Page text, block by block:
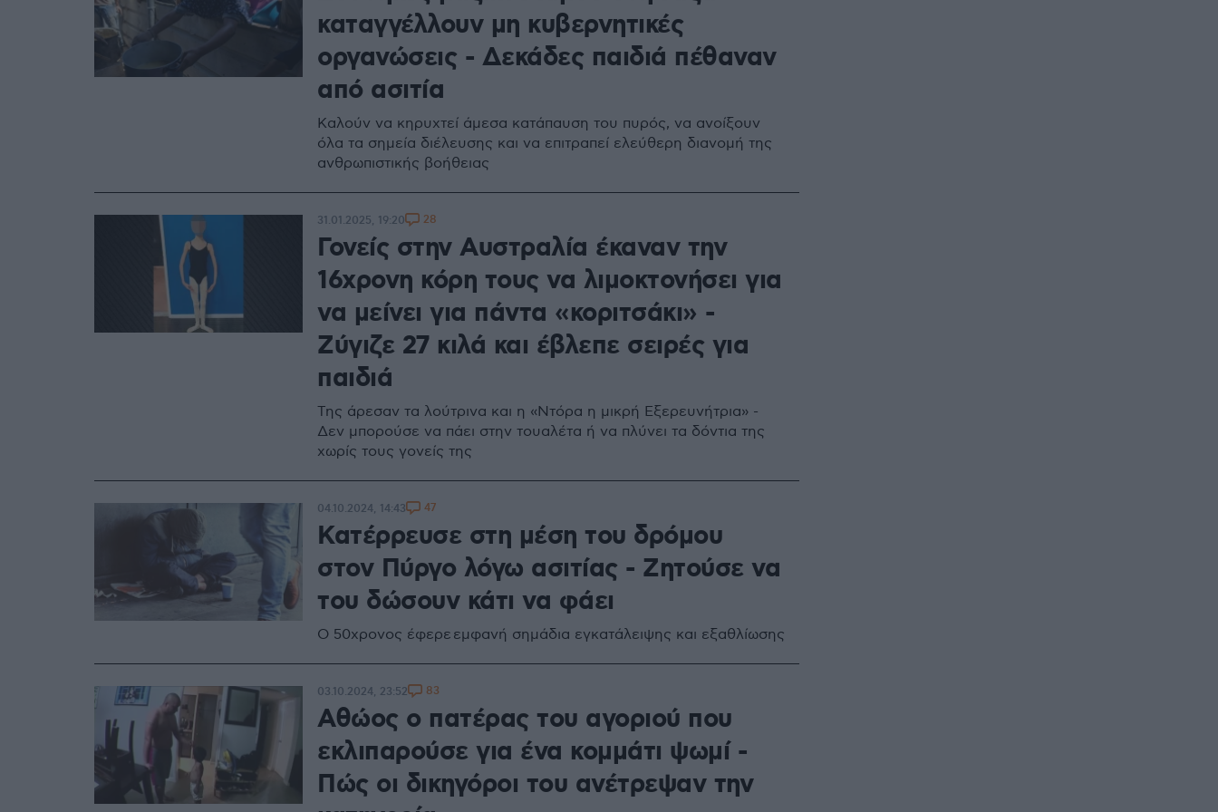
καταγγέλλουν μη κυβερνητικές
οργανώσεις - Δεκάδες παιδιά πέθαναν
από ασιτία
Καλούν να κηρυχτεί άμεσα κατάπαυση του πυρός, να ανοίξουν
όλα τα σημεία διέλευσης και να επιτραπεί ελεύθερη διανομή της
ανθρωπιστικής βοήθειας
Γονείς στην Αυστραλία έκαναν την
16χρονη κόρη τους να λιμοκτονήσει για
να μείνει για πάντα «κοριτσάκι» -
Ζύγιζε 27 κιλά και έβλεπε σειρές για
παιδιά
Της άρεσαν τα λούτρινα και η «Ντόρα η μικρή Εξερευνήτρια» -
Δεν μπορούσε να πάει στην τουαλέτα ή να πλύνει τα δόντια της
χωρίς τους γονείς της
31.01.2025, 19:20 28
Κατέρρευσε στη μέση του δρόμου
στον Πύργο λόγω ασιτίας - Ζητούσε να
του δώσουν κάτι να φάει
Ο 50χρονος έφερε εμφανή σημάδια εγκατάλειψης και εξαθλίωσης
04.10.2024, 14:43 47
Αθώος ο πατέρας του αγοριού που
εκλιπαρούσε για ένα κομμάτι ψωμί -
Πώς οι δικηγόροι του ανέτρεψαν την
03.10.2024, 23:52 83